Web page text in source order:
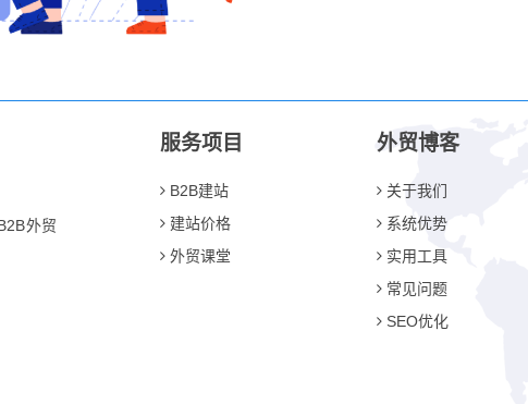
外贸
服务项目
B2B建站
建站价格
外贸课堂
外贸博客
关于我们
系统优势
实用工具
常见问题
SEO优化